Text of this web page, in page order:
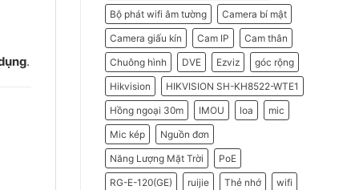
Bộ phát wifi âm tường
Camera bí mật
Camera giấu kín
Cam IP
Cam thân
Chuông hình
DVE Ezviz
góc rộng
Hikvision
HIKVISION SH-KH8522-WTE1
Hồng ngoại 30m
IMOU loa
mic
Mic kép
Nguồn đơn
Năng Lượng Mặt Trời
PoE
RG-E-120(GE)
ruijie Thẻ nhớ
wifi
.